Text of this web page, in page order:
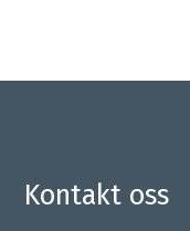
Kontakt oss